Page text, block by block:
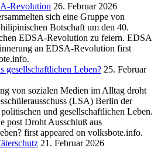
Revolution 26. Februar 2026
sich eine Gruppe von
Botschaft um den 40.
EDSA-Revolution zu feiern. EDSA
an EDSA-Revolution first
gesellschaftlichen Leben? 25. Februar
von sozialen Medien im Alltag droht
(LSA) Berlin der
und gesellschaftlichen Leben.
post Droht Ausschluß aus
first appeared on volksbote.info.
21. Februar 2026